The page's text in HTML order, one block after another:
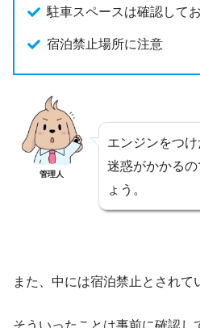
駐車スペースは確認してお
宿泊禁止場所に注意
管理人
エンジンをつ
迷惑がかかる
ょう。
また、中には宿泊禁止とされて
そういったことは事前に確認し